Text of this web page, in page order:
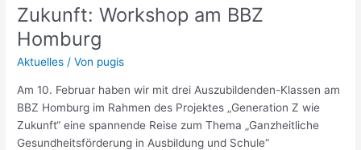
Zukunft: Workshop am BBZ
Homburg
Aktuelles / Von pugis
Am 10. Februar haben wir mit drei Auszubildenden-Klassen am
BBZ Homburg im Rahmen des Projektes „Generation Z wie
Zukunft“ eine spannende Reise zum Thema „Ganzheitliche
Gesundheitsförderung in Ausbildung und Schule“
Zukunft: Workshop am
BBZ
Homburg